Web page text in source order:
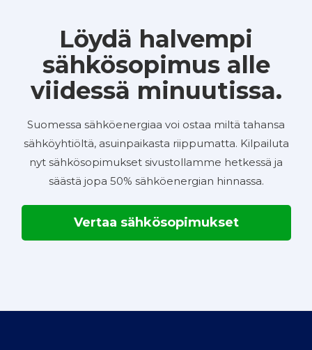
Löydä halvempi
sähkösopimus alle
viidessä minuutissa.
Suomessa sähköenergiaa voi ostaa miltä tahansa
sähköyhtiöltä, asuinpaikasta riippumatta. Kilpailuta
nyt sähkösopimukset sivustollamme hetkessä ja
säästä jopa 50% sähköenergian hinnassa.
Vertaa sähkösopimukset